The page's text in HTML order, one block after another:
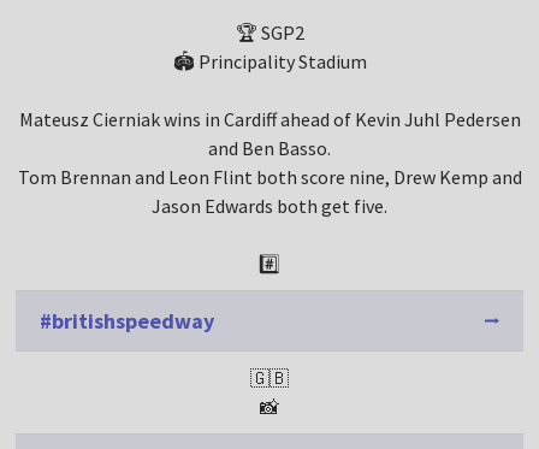
🏆 SGP2
🏟 Principality Stadium
Mateusz Cierniak wins in Cardiff ahead of Kevin Juhl Pedersen
and Ben Basso.
Tom Brennan and Leon Flint both score nine, Drew Kemp and
Jason Edwards both get five.
#️⃣
#britishspeedway
🇬🇧
📸